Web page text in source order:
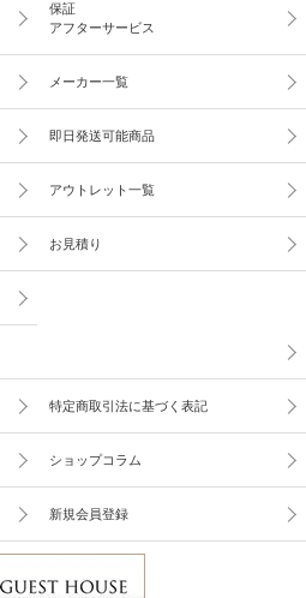
保証
アフターサービス
メーカー一覧
即日発送可能商品
アウトレット一覧
お見積り
特定商取引法に基づく表記
ショップコラム
新規会員登録